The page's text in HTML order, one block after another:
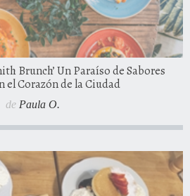
Brunch’ Un Paraíso de Sabores
el Corazón de la Ciudad
de Paula O.